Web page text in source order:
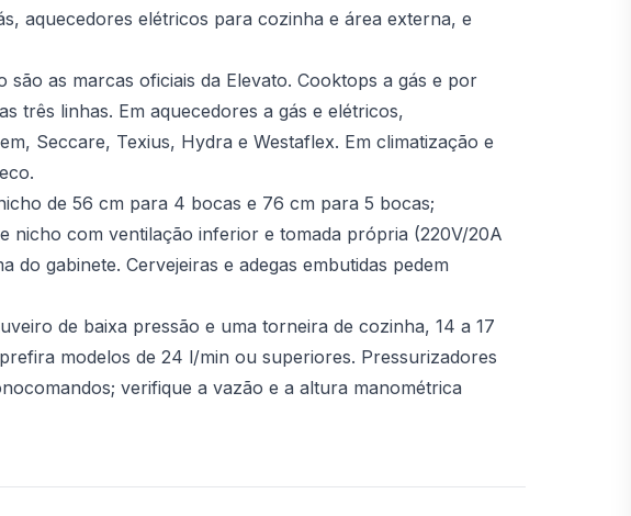
aquecedores elétricos para cozinha e área externa, e
as marcas oficiais da Elevato. Cooktops a gás e por
três linhas. Em aquecedores a gás e elétricos,
Seccare, Texius, Hydra e Westaflex. Em climatização e
de 56 cm para 4 bocas e 76 cm para 5 bocas;
nicho com ventilação inferior e tomada própria (220V/20A
do gabinete. Cervejeiras e adegas embutidas pedem
de baixa pressão e uma torneira de cozinha, 14 a 17
modelos de 24 l/min ou superiores. Pressurizadores
verifique a vazão e a altura manométrica